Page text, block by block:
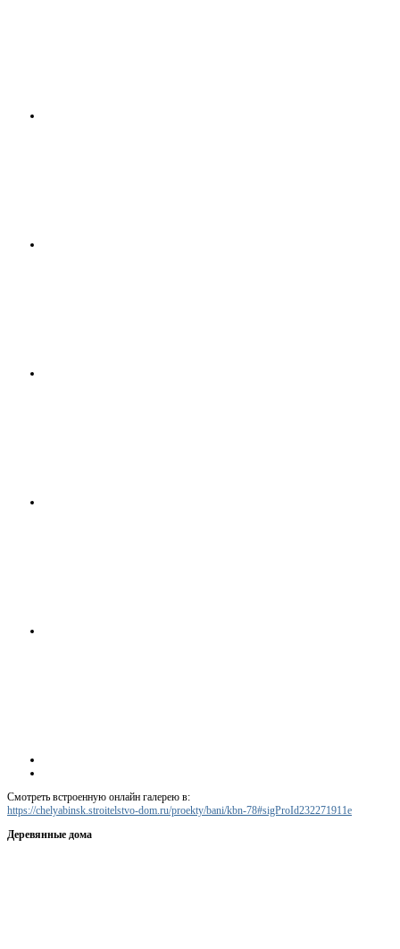
Смотреть встроенную онлайн галерею в:
https://chelyabinsk.stroitelstvo-dom.ru/proekty/bani/kbn-78#sigProId232271911e
Деревянные дома